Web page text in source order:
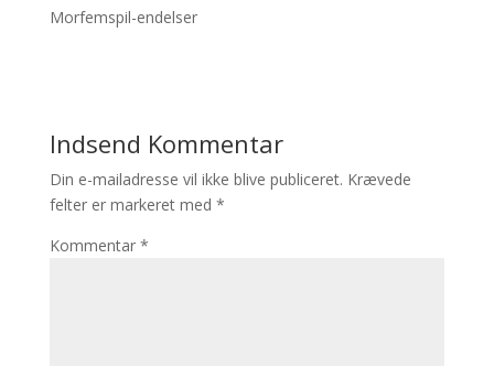
Morfemspil-endelser
Indsend Kommentar
Din e-mailadresse vil ikke blive publiceret. Krævede
felter er markeret med *
Kommentar *